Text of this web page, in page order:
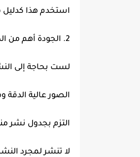
استخدم هذا كدليل
2. الجودة أهم من الكمية - مع الحرص على الاتساق
لست بحاجة إلى النشر 10 مرات يوميًا لتحقيق النمو. ما تحتاجه هو
الصور عالية الدقة
التزم بجدول نشر منتظم (مثلاً،
لا تنشر لمجرد